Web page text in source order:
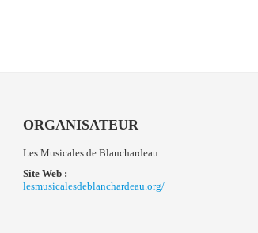
ORGANISATEUR
Les Musicales de Blanchardeau
Site Web :
lesmusicalesdeblanchardeau.org/